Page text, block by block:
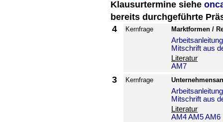
Klausurtermine siehe
bereits durchgeführte
4
Kernfrage Marktformen /
Mitschrift aus
Literatur
AM7
3 Kernfrage
Mitschrift aus
Literatur
AM4AM5AM6